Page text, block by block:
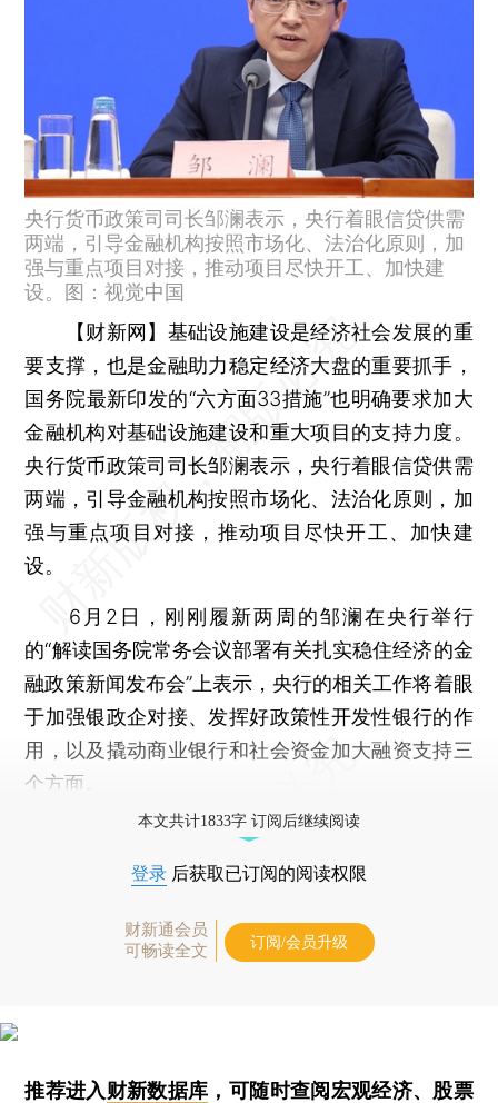
央行货币政策司司长邹澜表示，央行着眼信贷供需
两端，引导金融机构按照市场化、法治化原则，加
强与重点项目对接，推动项目尽快开工、加快建
设。图：视觉中国
【财新网】 基础设施建设是经济社会发展的重
要支撑，也是金融助力稳定经济大盘的重要抓手，
国务院最新印发的“六方面33措施”也明确要求加大
金融机构对基础设施建设和重大项目的支持力度。
央行货币政策司司长邹澜表示，央行着眼信贷供需
两端，引导金融机构按照市场化、法治化原则，加
强与重点项目对接，推动项目尽快开工、加快建
设。
6月2日，刚刚履新两周的邹澜在央行举行
的“解读国务院常务会议部署有关扎实稳住经济的金
融政策新闻发布会”上表示，央行的相关工作将着眼
于加强银政企对接、发挥好政策性开发性银行的作
用，以及撬动商业银行和社会资金加大融资支持三
个方面。
本文共计1833字 订阅后继续阅读
登录 后获取已订阅的阅读权限
财新通会员
可畅读全文
订阅/会员升级
推荐进入财新数据库 ，可随时查阅宏观经济、股票